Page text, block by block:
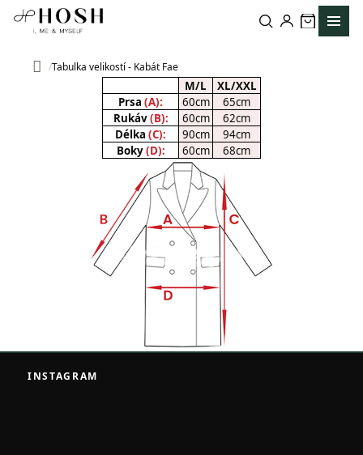
Přejít
Domů
Tabulka velikostí - Kabát Fae
M/L
XL/XXL
Prsa (A): 60cm
65cm
Rukáv(B): 60cm
62cm
Délka (C): 90cm
94cm
Boky(D): 60cm 68cm
INSTAGRAM